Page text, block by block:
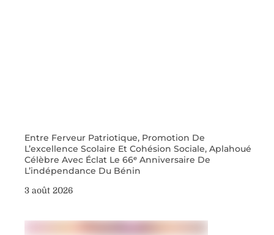
Entre Ferveur Patriotique, Promotion De
L’excellence Scolaire Et Cohésion Sociale, Aplahoué
Célèbre Avec Éclat Le 66ᵉ Anniversaire De
L’indépendance Du Bénin
3 août 2026